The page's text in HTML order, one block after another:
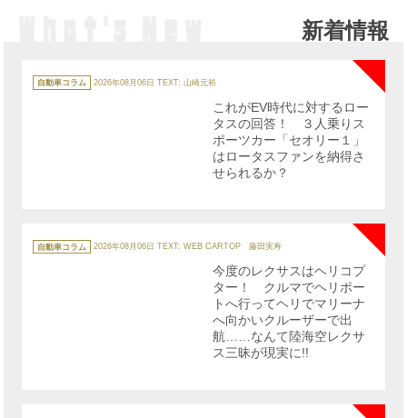
新着情報
カ
テ
ゴ
自動車コラム 2026年08月06日 TEXT: 山崎元裕
NEW
これがEV時代に対するロー
タスの回答！ ３人乗りス
ポーツカー「セオリー１」
はロータスファンを納得さ
せられるか？
テ
ゴ
自動車コラム 2026年08月06日 TEXT: WEB CARTOP 藤田実寿
今度のレクサスはヘリコプ
ター！ クルマでヘリポー
トへ行ってヘリでマリーナ
へ向かいクルーザーで出
航……なんて陸海空レクサ
ス三昧が現実に!!